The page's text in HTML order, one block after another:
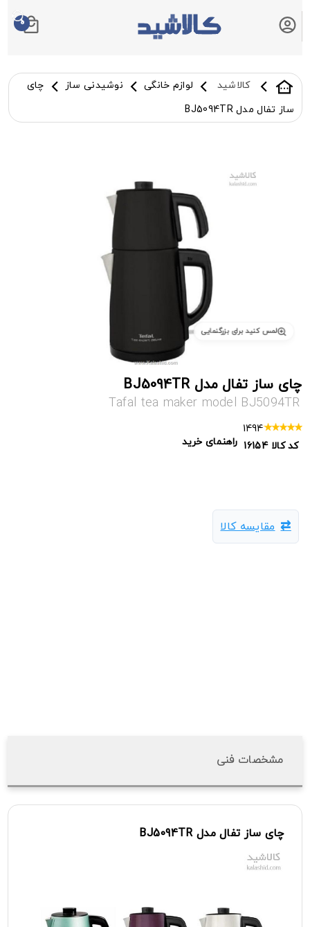
0
کالاشید لوازم خانگی نوشیدنی ساز
چای
ساز تفال مدل BJ5094TR
لمس کنید برای بزرگنمایی
چای ساز تفال مدل BJ5094TR
Tafal tea maker model BJ5094TR
1494
کد کالا 16154 راهنمای خرید
مقایسه کالا
مشخصات فنی
چای ساز تفال مدل BJ5094TR